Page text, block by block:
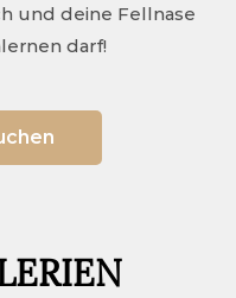
und deine Fellnase
darf!